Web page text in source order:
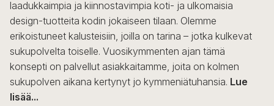
laadukkaimpia ja kiinnostavimpia koti- ja ulkomaisia
design-tuotteita kodin jokaiseen tilaan. Olemme
erikoistuneet kalusteisiin, joilla on tarina – jotka kulkevat
sukupolvelta toiselle. Vuosikymmenten ajan tämä
konsepti on palvellut asiakkaitamme, joita on kolmen
sukupolven aikana kertynyt jo kymmeniätuhansia. Lue
lisää...